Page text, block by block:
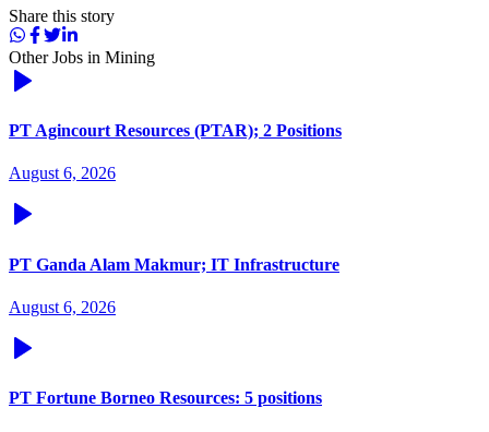
Share this story
Other Jobs in Mining
PT Agincourt Resources (PTAR); 2 Positions
August 6, 2026
PT Ganda Alam Makmur; IT Infrastructure
August 6, 2026
PT Fortune Borneo Resources: 5 positions